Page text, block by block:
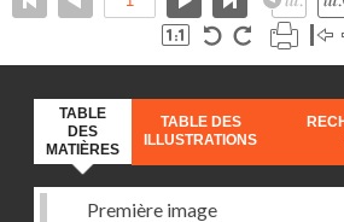
TABLE
DES
MATIÈRES
TABLE DES
ILLUSTRATIONS
Première image